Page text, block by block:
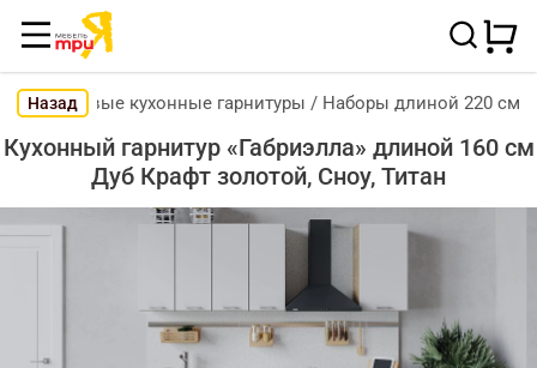
НазадГотовые кухонные гарнитуры / Наборы длиной 220 см
Кухонный гарнитур «Габриэлла» длиной 160 см
Дуб Крафт золотой, Сноу, Титан